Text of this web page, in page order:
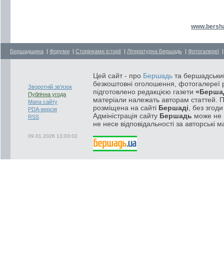
Бершадщина | Форуми | Сторінками історії | Літературна Бершадь | Фотогалереї
Зворотній зв'язок
Публічна угода
Мапа сайту
PDA-версія
RSS
09.01.2026 13:03:02
Цей сайт - про Бершадь та
безкоштовні оголошення, фотогалереї
підготовлено редакцією газети
матеріали належать авторам статтей.
розміщена на сайті Бершаді , без
Адміністрація сайту Бершадь може не
не несе відповідальності за авторські